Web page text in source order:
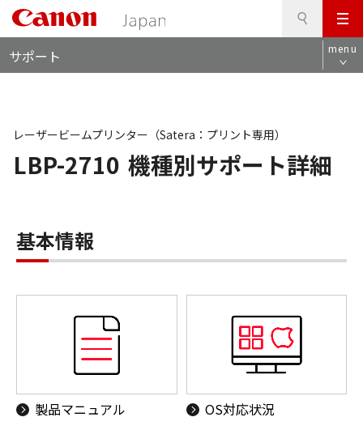
メ
ニ
ュ
サポート menu
LBP-2710 機種別サポート詳細
レーザービームプリンター（Satera：プリント専用）
基本情報
製品マニュアル OS対応状況